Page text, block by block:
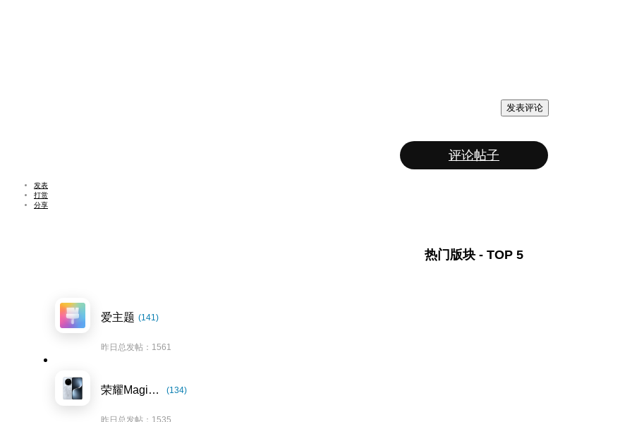
发表评论
评论帖子
发表
打赏
分享
热门版块 - TOP 5
爱主题 (141)
昨日总发帖：1561
荣耀Magic7系列 (134)
昨日总发帖：1535